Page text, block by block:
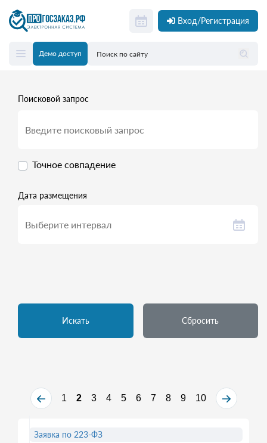
Вход/Регистрация
Демо доступ
Поисковой запрос
Точное совпадение
Дата размещения
Искать Сбросить
1 2 3 4 5 6 7 8 9 10
Заявка по 223-ФЗ